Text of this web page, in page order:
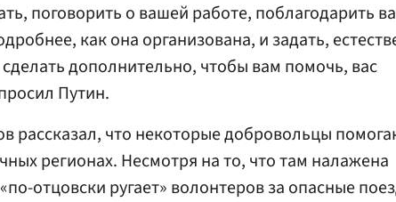
поговорить о вашей работе, поблагодарить
как она организована, и задать,
дополнительно, чтобы вам помочь, вас
Путин.
рассказал, что некоторые добровольцы
регионах. Несмотря на то, что там налажена
отцовски ругает» волонтеров за опасные